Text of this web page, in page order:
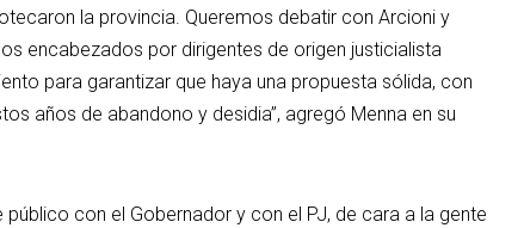
la provincia. Queremos debatir con Arcioni y
encabezados por dirigentes de origen justicialista
para garantizar que haya una propuesta sólida, con
años de abandono y desidia”, agregó Menna en su
con el Gobernador y con el PJ, de cara a la gente